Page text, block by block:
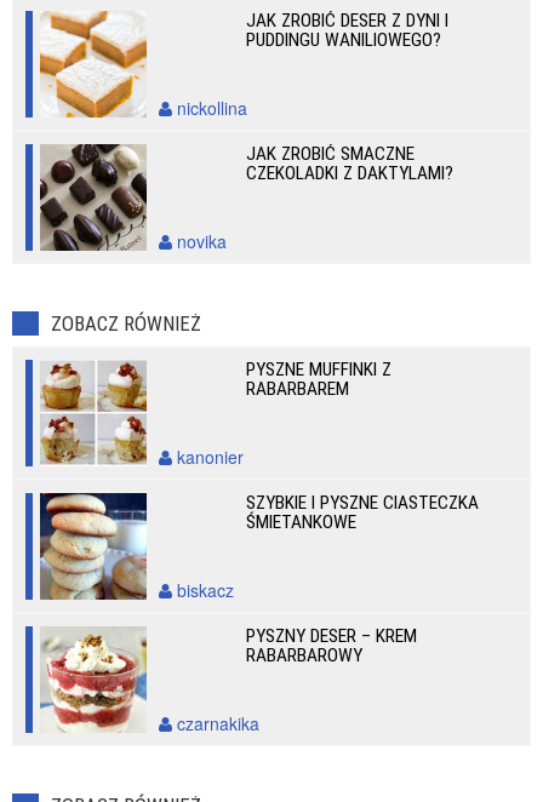
JAK ZROBIĆ DESER Z DYNI I
PUDDINGU WANILIOWEGO?
nickollina
JAK ZROBIĆ SMACZNE
CZEKOLADKI Z DAKTYLAMI?
novika
ZOBACZ RÓWNIEŻ
PYSZNE MUFFINKI Z
RABARBAREM
kanonier
SZYBKIE I PYSZNE CIASTECZKA
ŚMIETANKOWE
biskacz
PYSZNY DESER – KREM
RABARBAROWY
czarnakika